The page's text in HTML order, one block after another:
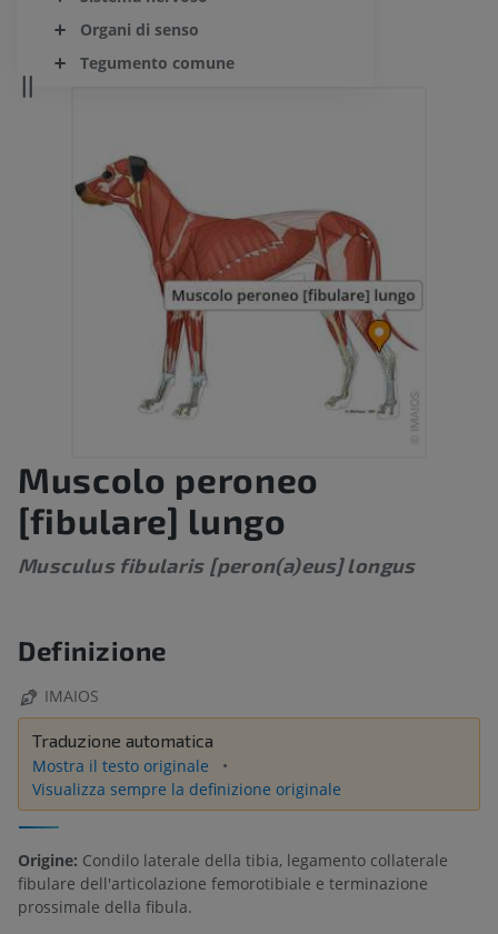
Organi di senso
Tegumento comune
Muscolo peroneo
[fibulare] lungo
Musculus fibularis [peron(a)eus] longus
Definizione
IMAIOS
Traduzione automatica
Mostra il testo originale
Visualizza sempre la definizione originale
Origine: Condilo laterale della tibia, legamento collaterale
fibulare dell'articolazione femorotibiale e terminazione
prossimale della fibula.